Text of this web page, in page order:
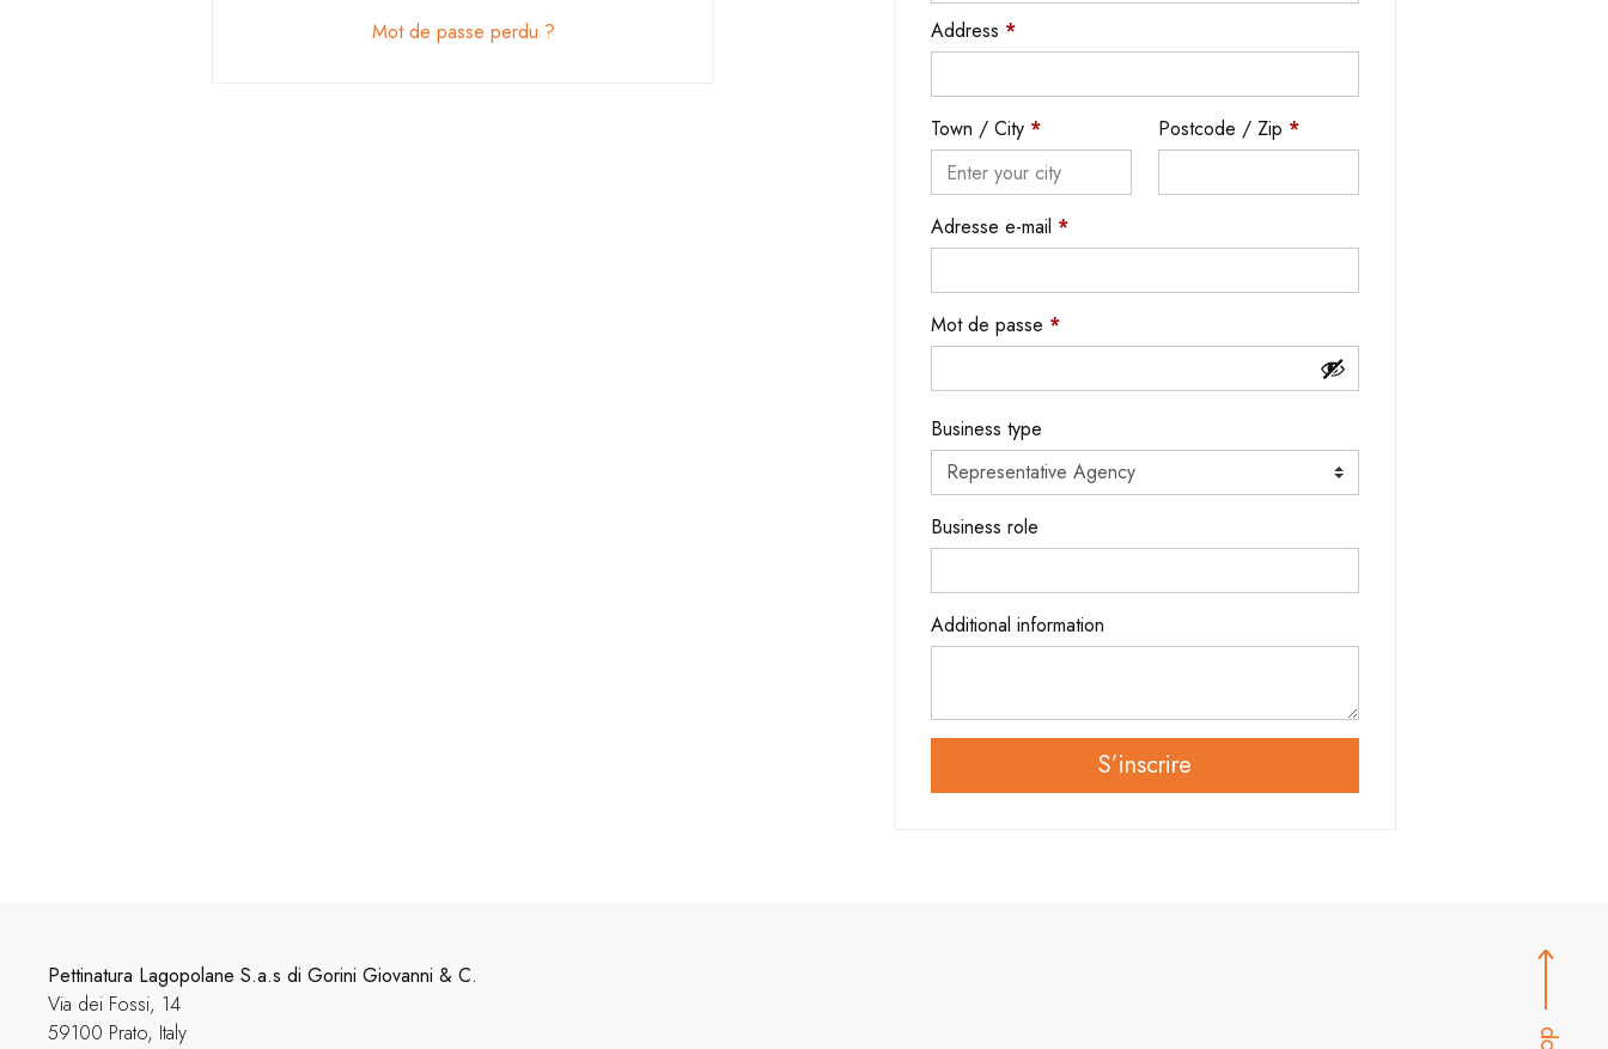
Mot de passe perdu ?
Address *
Town / City * Postcode / Zip *
Adresse e-mail *
Mot de passe *
Business type
Business role
Additional information
S’inscrire
Pettinatura Lagopolane S.a.s di Gorini Giovanni & C.
Via dei Fossi, 14
59100 Prato, Italy